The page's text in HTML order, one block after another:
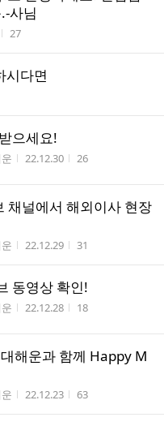
사님
조회수
27
시다면
으세요!
작성시간
22.12.30 조회수
26
채널에서 해외이사 현장
작성시간
22.12.29 조회수
31
동영상 확인!
작성시간
22.12.28 조회수
18
해운과 함께 Happy M
작성시간
22.12.23 조회수
63